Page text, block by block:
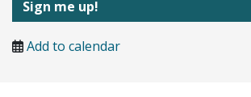
Sign me up!
Add to calendar